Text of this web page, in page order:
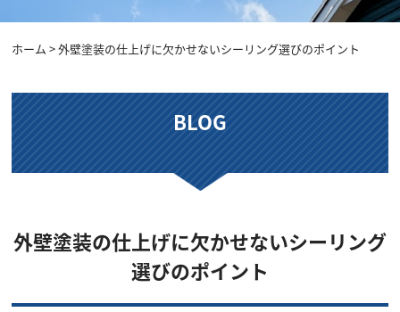
ホーム > 外壁塗装の仕上げに欠かせないシーリング選びのポイント
BLOG
外壁塗装の仕上げに欠かせないシーリング
選びのポイント